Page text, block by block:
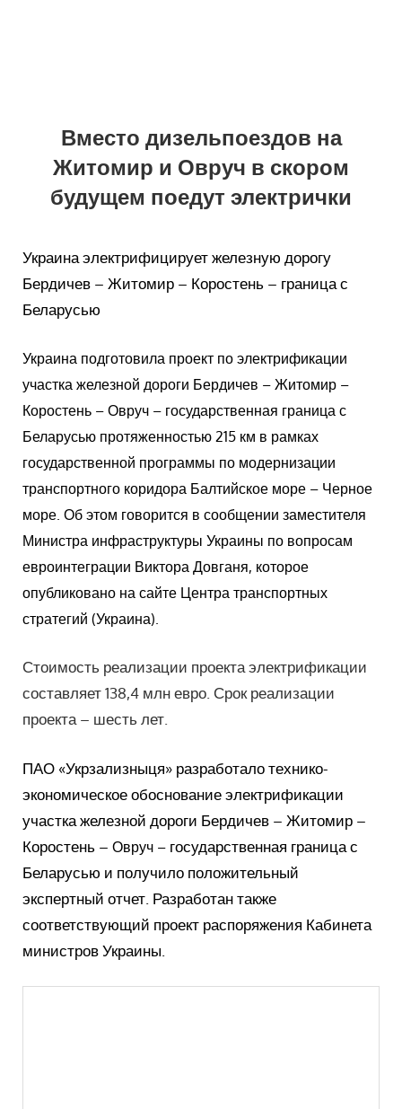
Вместо дизельпоездов на
Житомир и Овруч в скором
будущем поедут электрички
Украина электрифицирует железную дорогу
Бердичев – Житомир – Коростень – граница с
Беларусью
Украина подготовила проект по электрификации
участка железной дороги Бердичев – Житомир –
Коростень – Овруч – государственная граница с
Беларусью протяженностью 215 км в рамках
государственной программы по модернизации
транспортного коридора Балтийское море – Черное
море. Об этом говорится в сообщении заместителя
Министра инфраструктуры Украины по вопросам
евроинтеграции Виктора Довганя, которое
опубликовано на сайте Центра транспортных
стратегий (Украина).
Стоимость реализации проекта электрификации
составляет 138,4 млн евро. Срок реализации
проекта – шесть лет.
ПАО «Укрзализныця» разработало технико-
экономическое обоснование электрификации
участка железной дороги Бердичев – Житомир –
Коростень –Овруч – государственная граница с
Беларусью и получило положительный
экспертный отчет. Разработан также
соответствующий проект распоряжения Кабинета
министров Украины.